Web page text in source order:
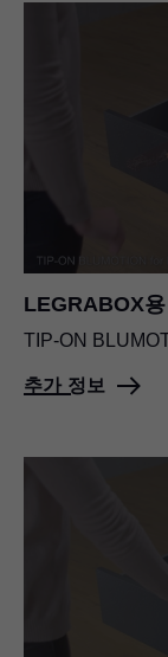
LEGRABOX용
TIP-ON
추가 정보